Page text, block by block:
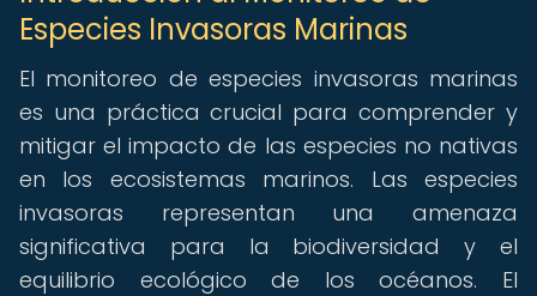
Especies Invasoras Marinas
El monitoreo de especies invasoras marinas
es una práctica crucial para comprender y
mitigar el impacto de las especies no nativas
en los ecosistemas marinos. Las especies
invasoras representan una amenaza
significativa para la biodiversidad y el
equilibrio ecológico de los océanos. El